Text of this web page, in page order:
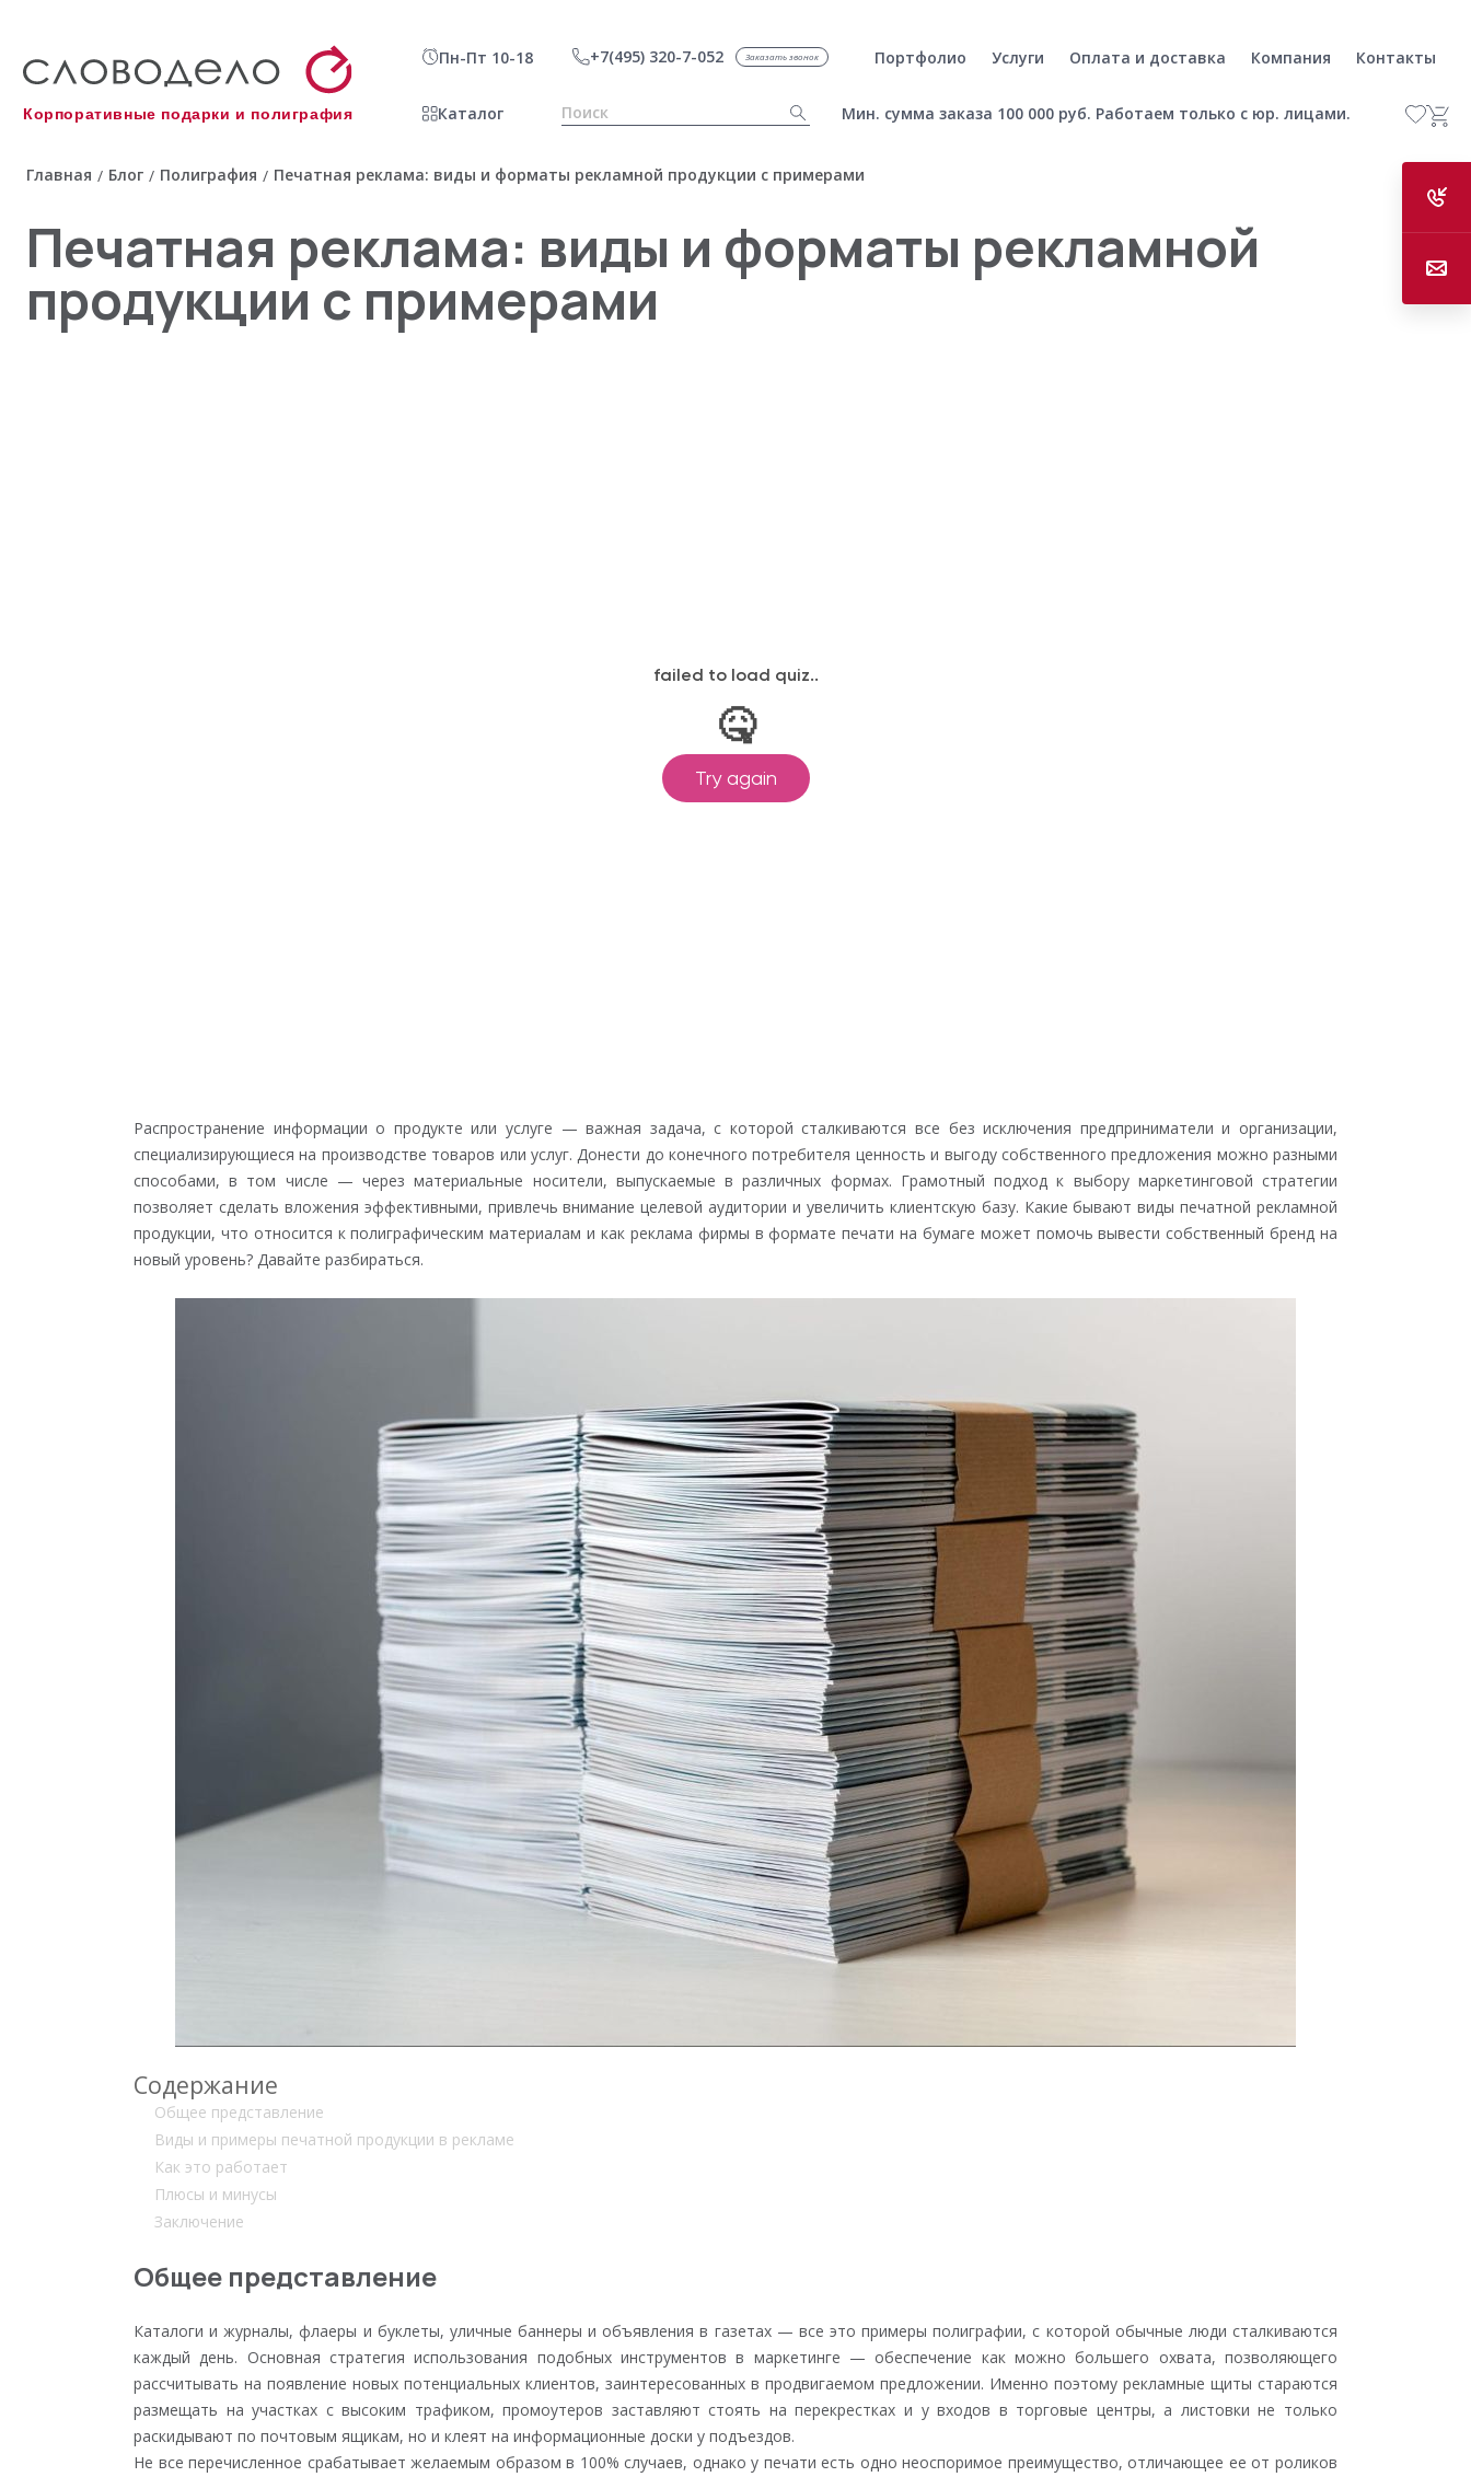
Корпоративные подарки и полиграфия
Пн-Пт 10-18 +7(495) 320-7-052 Заказать звонок Портфолио Услуги Оплата и доставка Компания Контакты
Каталог Мин. сумма заказа 100 000 руб. Работаем только с юр. лицами.
Главная / Блог / Полиграфия / Печатная реклама: виды и форматы рекламной продукции с примерами
Печатная реклама: виды и форматы рекламной
продукции с примерами
Распространение информации о продукте или услуге — важная задача, с которой сталкиваются все без исключения предприниматели и организации,
специализирующиеся на производстве товаров или услуг. Донести до конечного потребителя ценность и выгоду собственного предложения можно разными
способами, в том числе — через материальные носители, выпускаемые в различных формах. Грамотный подход к выбору маркетинговой стратегии
позволяет сделать вложения эффективными, привлечь внимание целевой аудитории и увеличить клиентскую базу. Какие бывают виды печатной рекламной
продукции, что относится к полиграфическим материалам и как реклама фирмы в формате печати на бумаге может помочь вывести собственный бренд на
новый уровень? Давайте разбираться.
Содержание
Общее представление
Виды и примеры печатной продукции в рекламе
Как это работает
Плюсы и минусы
Заключение
Общее представление
Каталоги и журналы, флаеры и буклеты, уличные баннеры и объявления в газетах — все это примеры полиграфии, с которой обычные люди сталкиваются
каждый день. Основная стратегия использования подобных инструментов в маркетинге — обеспечение как можно большего охвата, позволяющего
рассчитывать на появление новых потенциальных клиентов, заинтересованных в продвигаемом предложении. Именно поэтому рекламные щиты стараются
размещать на участках с высоким трафиком, промоутеров заставляют стоять на перекрестках и у входов в торговые центры, а листовки не только
раскидывают по почтовым ящикам, но и клеят на информационные доски у подъездов.
Не все перечисленное срабатывает желаемым образом в 100% случаев, однако у печати есть одно неоспоримое преимущество, отличающее ее от роликов